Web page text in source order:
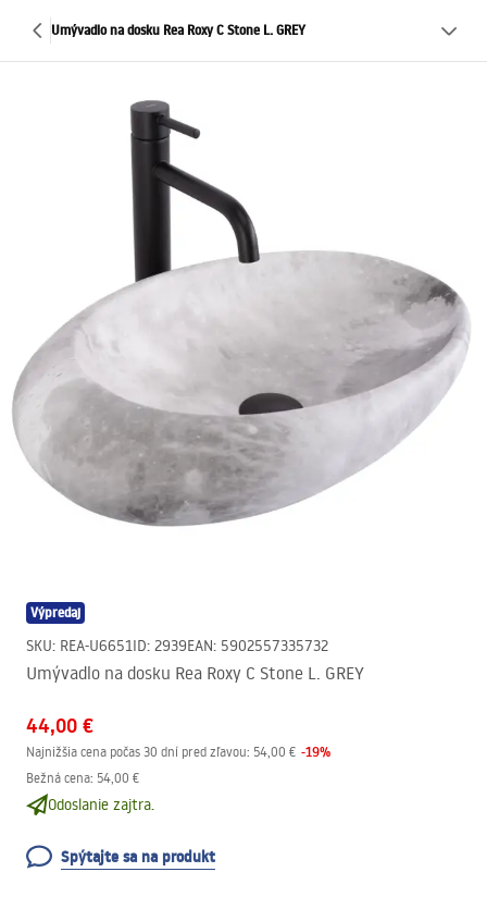
Umývadlo na dosku Rea Roxy C Stone L. GREY
Výpredaj
SKU: REA-U6651ID: 2939EAN: 5902557335732
Umývadlo na dosku Rea Roxy C Stone L. GREY
44,00 €
Najnižšia cena počas 30 dní pred zľavou: 54,00 € -19%
Bežná cena: 54,00 €
Odoslanie zajtra.
Spýtajte sa na produkt